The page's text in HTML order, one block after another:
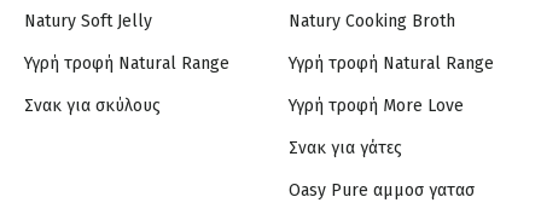
Natury Soft Jelly
Υγρή τροφή Natural Range
Σνακ για σκύλους
Natury Cooking Broth
Υγρή τροφή Natural Range
Υγρή τροφή More Love
Σνακ για γάτες
Oasy Pure αμμοσ γατασ